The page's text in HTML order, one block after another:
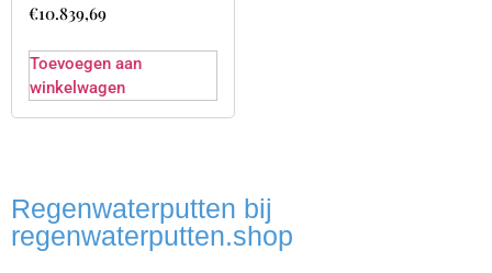
€10.839,69
Toevoegen aan
winkelwagen
Regenwaterputten bij
regenwaterputten.shop